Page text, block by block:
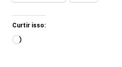
Curtir isso:
Carregando...